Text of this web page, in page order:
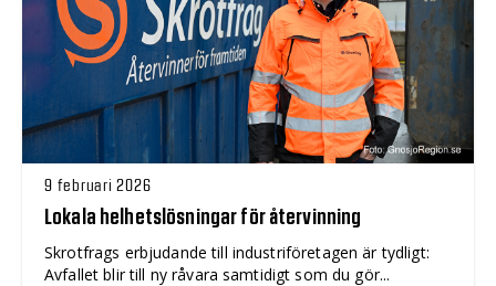
9 februari 2026
Lokala helhetslösningar för återvinning
Skrotfrags erbjudande till industriföretagen är tydligt:
Avfallet blir till ny råvara samtidigt som du gör...